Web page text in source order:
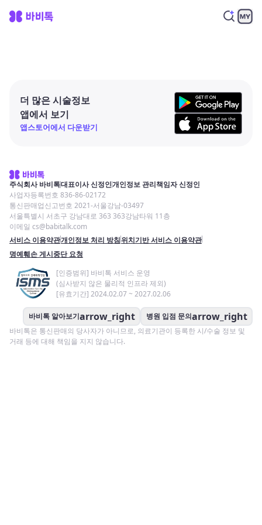
더 많은 시술정보
앱에서 보기
앱스토어에서 다운받기
주식회사 바비톡대표이사 신정인개인정보 관리책임자 신정인
사업자등록번호 836-86-02172
통신판매업신고번호 2021-서울강남-03497
서울특별시 서초구 강남대로 363 363강남타워 11층
이메일 cs@babitalk.com
서비스 이용약관개인정보 처리 방침위치기반 서비스 이용약관
명예훼손 게시중단 요청
[인증범위] 바비톡 서비스 운영
(심사받지 않은 물리적 인프라 제외)
[유효기간] 2024.02.07 ~ 2027.02.06
바비톡 알아보기arrow_right 병원 입점 문의arrow_right
바비톡은 통신판매의 당사자가 아니므로, 의료기관이 등록한 시/수술 정보 및
거래 등에 대해 책임을 지지 않습니다.